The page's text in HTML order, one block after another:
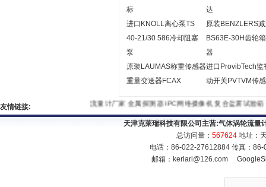
标
达
进口KNOLL离心泵TS
40-21/30 586冷却阻塞
泵
原装BENZLERS
BS63E-30H齿轮
器
原装LAUMAS称重传感器
重量变送器FCAX
进口ProvibTech监
动开关PVTVM传
友情链接: 流量计厂家金属探测器IPC网络摄像机复合盐雾试验箱
天津克莱瑞科技有限公司主营:气体涡轮流量
总访问量： 567624 地址：
电话：86-022-27612884 传真：
邮箱： kerlari@126.com